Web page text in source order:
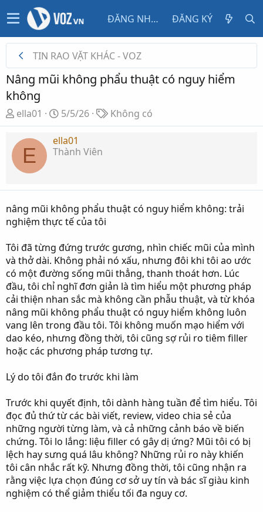
ĐĂNG NHẬP ĐĂNG KÝ
TIN RAO VẶT KHÁC - VOZ
Nâng mũi không phẩu thuật có nguy hiểm
không
T
h
r
a
s
a
r
t
e
r
ella01
N
g
à
y
i
5/5/26
T
ừ
Không có
E
ella01
Thành Viên
nâng mũi không phẩu thuật có nguy hiểm không: trải
nghiệm thực tế của tôi
Tôi đã từng đứng trước gương, nhìn chiếc mũi của mình
và thở dài. Không phải nó xấu, nhưng đôi khi tôi ao ước
có một đường sống mũi thẳng, thanh thoát hơn. Lúc
đầu, tôi chỉ nghĩ đơn giản là tìm hiểu một phương pháp
cải thiện nhan sắc mà không cần phẫu thuật, và từ khóa
nâng mũi không phẩu thuật có nguy hiểm không luôn
vang lên trong đầu tôi. Tôi không muốn mạo hiểm với
dao kéo, nhưng đồng thời, tôi cũng sợ rủi ro tiêm filler
hoặc các phương pháp tương tự.
Lý do tôi đắn đo trước khi làm
Trước khi quyết định, tôi dành hàng tuần để tìm hiểu. Tôi
đọc đủ thứ từ các bài viết, review, video chia sẻ của
những người từng làm, và cả những cảnh báo về biến
chứng. Tôi lo lắng: liệu filler có gây dị ứng? Mũi tôi có bị
lệch hay sưng quá lâu không? Những rủi ro này khiến
tôi cân nhắc rất kỹ. Nhưng đồng thời, tôi cũng nhận ra
rằng việc lựa chọn đúng cơ sở uy tín và bác sĩ giàu kinh
nghiệm có thể giảm thiểu tối đa nguy cơ.